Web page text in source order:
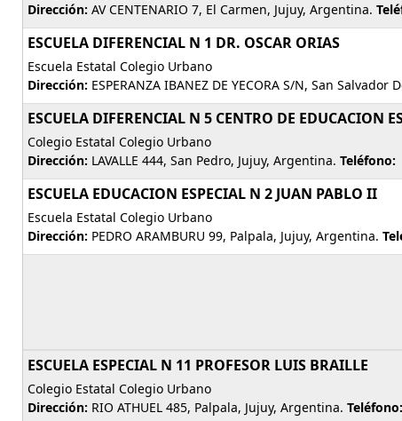
Dirección: AV CENTENARIO 7, El Carmen, Jujuy, Argentina.
ESCUELA DIFERENCIAL N 1 DR. OSCAR ORIAS
Escuela Estatal Colegio Urbano
Dirección: ESPERANZA IBANEZ DE YECORA S/N, San Salvador
ESCUELA DIFERENCIAL N 5 CENTRO DE EDUCACION
Colegio Estatal Colegio Urbano
Dirección: LAVALLE 444, San Pedro, Jujuy, Argentina. Teléfono:
ESCUELA EDUCACION ESPECIAL N 2 JUAN PABLO II
Escuela Estatal Colegio Urbano
Dirección: PEDRO ARAMBURU 99, Palpala, Jujuy, Argentina.
ESCUELA ESPECIAL N 11 PROFESOR LUIS BRAILLE
Colegio Estatal Colegio Urbano
Dirección: RIO ATHUEL 485, Palpala, Jujuy, Argentina. Teléfono: